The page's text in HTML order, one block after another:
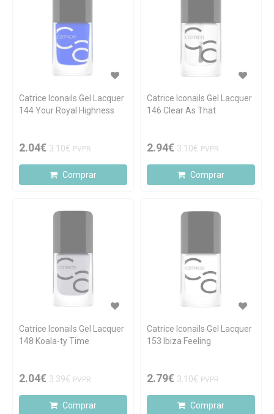
Catrice Iconails Gel Lacquer
144 Your Royal Highness
2.04€ 3.10€ PVPR
Comprar
Catrice Iconails Gel Lacquer
146 Clear As That
2.94€ 3.10€ PVPR
Comprar
Catrice Iconails Gel Lacquer
148 Koala-ty Time
2.04€ 3.39€ PVPR
Comprar
Catrice Iconails Gel Lacquer
153 Ibiza Feeling
2.79€ 3.10€ PVPR
Comprar